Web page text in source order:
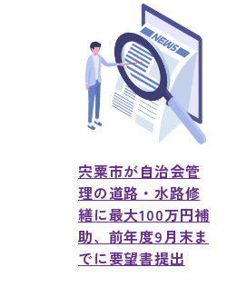
宍粟市が自治会管
理の道路・水路修
繕に最大100万円補
助、前年度9月末ま
でに要望書提出